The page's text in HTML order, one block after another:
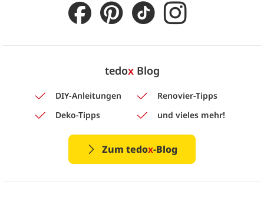
tedoxBlog
DIY-Anleitungen
Renovier-Tipps
Deko-Tipps
und vieles mehr!
Zum tedox-Blog